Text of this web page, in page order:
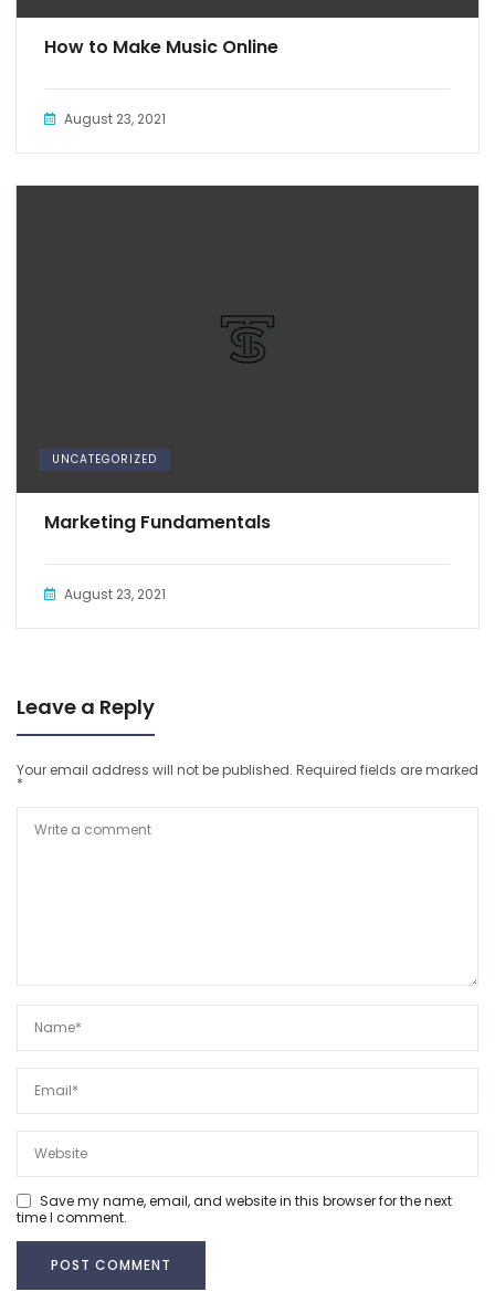
How to Make Music Online
August 23, 2021
UNCATEGORIZED
Marketing Fundamentals
August 23, 2021
Leave a Reply
Your email address will not be published. Required fields are marked
*
Save my name, email, and website in this browser for the next
time I comment.